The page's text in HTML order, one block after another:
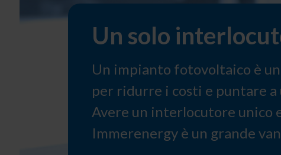
Un solo
Un impianto fotovoltaico è
per ridurre i costi e puntare
Avere un interlocutore unico
Immerenergy è un grande